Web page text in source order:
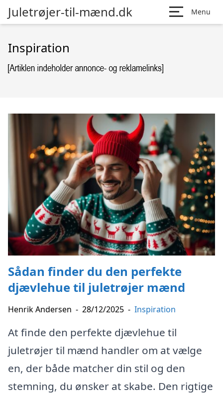
Juletrøjer-til-mænd.dk Menu
Inspiration
Sådan finder du den perfekte
djævlehue til juletrøjer mænd
Henrik Andersen - 28/12/2025 - Inspiration
At finde den perfekte djævlehue til
juletrøjer til mænd handler om at vælge
en, der både matcher din stil og den
stemning, du ønsker at skabe. Den rigtige